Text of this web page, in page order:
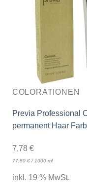
COLORATIONEN
Previa Professional
permanent Haar
7,78 €
77,80 €/ 1000 ml
inkl. 19 % MwSt.